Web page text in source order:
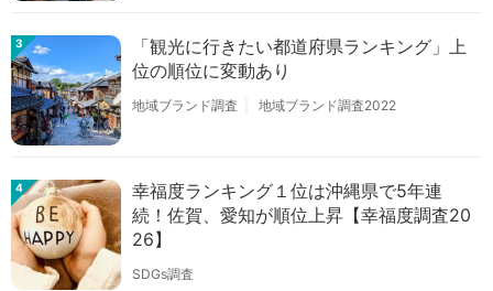
3
「観光に行きたい都道府県ランキング」上
位の順位に変動あり
地域ブランド調査 地域ブランド調査2022
4
幸福度ランキング１位は沖縄県で5年連
続！佐賀、愛知が順位上昇【幸福度調査20
26】
SDGs調査